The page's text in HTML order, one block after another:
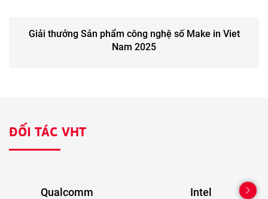
Giải thưởng Sản phẩm công nghệ số Make in Viet
Nam 2025
ĐỐI TÁC VHT
Qualcomm Intel